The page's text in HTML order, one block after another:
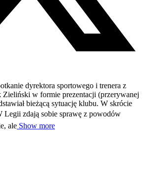
dyrektora sportowego i trenera z
Zieliński w formie prezentacji (przerywanej
bieżącą sytuację klubu. W skrócie
Legii zdają sobie sprawę z powodów
ale Show more